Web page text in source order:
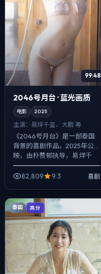
99:48
2046号月台 · 蓝光画质
电影 2025
主演： 易烊千玺、大鹏 等
《2046号月台》是一部泰国
背景的喜剧作品，2025年公
映，由朴赞郁执导，易烊千
玺、大鹏、周迅等主演。配乐
克制，关键场面反而以环境声
82,809 9.3 喜剧
泰国 高分